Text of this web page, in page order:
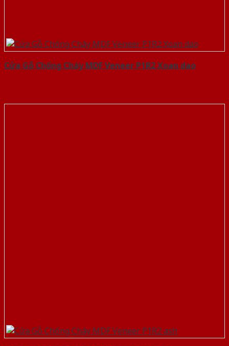
Cửa Gỗ Chống Cháy MDF Veneer P1R2 Xoan dao